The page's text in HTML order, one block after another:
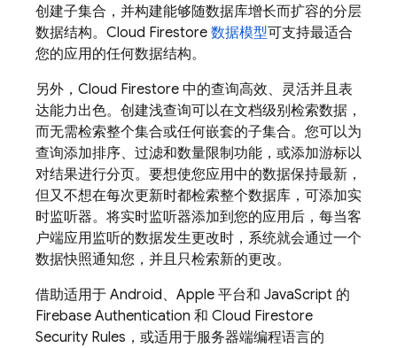
创建子集合，并构建能够随数据库增长而扩容的分层
数据结构。 Cloud Firestore 数据模型可支持最适合
您的应用的任何数据结构。
另外， Cloud Firestore 中的查询高效、灵活并且表
达能力出色。创建浅查询可以在文档级别检索数据，
而无需检索整个集合或任何嵌套的子集合。您可以为
查询添加排序、过滤和数量限制功能，或添加游标以
对结果进行分页。要想使您应用中的数据保持最新，
但又不想在每次更新时都检索整个数据库，可添加实
时监听器。将实时监听器添加到您的应用后，每当客
户端应用监听的数据发生更改时，系统就会通过一个
数据快照通知您，并且只检索新的更改。
借助适用于 Android、Apple 平台和 JavaScript 的
Firebase Authentication 和 Cloud Firestore
Security Rules ，或适用于服务器端编程语言的